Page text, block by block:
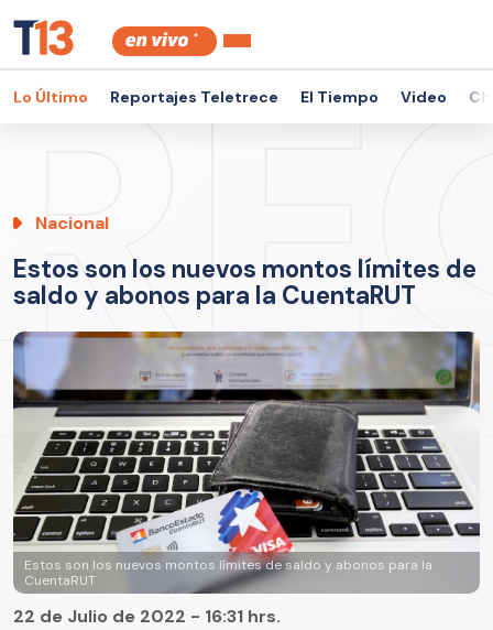
Lo Último Reportajes Teletrece El Tiempo Video
Nacional
Estos son los nuevos montos límites de
saldo y abonos para la CuentaRUT
Estos son los nuevos montos límites de saldo y abonos para la
CuentaRUT
22 de Julio de 2022 - 16:31 hrs.